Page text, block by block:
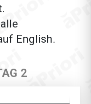
English.
2